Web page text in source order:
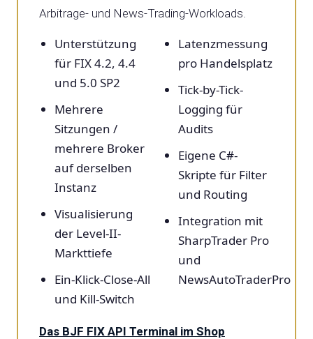
Arbitrage- und News-Trading-Workloads.
Unterstützung
für FIX 4.2, 4.4
und 5.0 SP2
Mehrere
Sitzungen /
mehrere Broker
auf derselben
Instanz
Visualisierung
der Level-II-
Markttiefe
Ein-Klick-Close-All
und Kill-Switch
Latenzmessung
pro Handelsplatz
Tick-by-Tick-
Logging für
Audits
Eigene C#-
Skripte für Filter
und Routing
Integration mit
SharpTrader Pro
und
NewsAutoTraderPro
Das BJF FIX API Terminal im Shop